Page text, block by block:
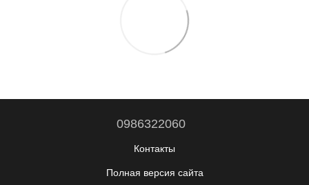
0986322060
Контакты
Полная версия сайта